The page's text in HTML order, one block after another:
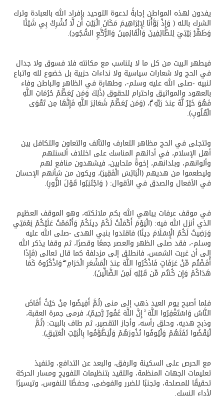
يفدون لهذه المواطن إجابةً لدعوة التوحيد بإفراد الله بالعبادة وترك
الشرك بالله ﴿ وَإِذْ بَوَّأْنَا لِإِبْرَاهِيمَ مَكَانَ الْبَيْتِ أَن لَّا تُشْرِكْ بِي شَيْئًا
وَطَهِّرْ بَيْتِيَ لِلطَّائِفِينَ وَالْقَائِمِينَ وَالرُّكَّعِ السُّجُودِ﴾.
فيطهر البيت من كل ما لا يتناسب مع مكانته فلا فسوق ولا جدال
في الحج ولا شعارات سياسية ولا نداءات حزبية بل خضوع لله واتباع
لنبيه -صلى الله عليه وسلم-، وطهارة في الظاهر والباطن وفاء
بالعهود والمواثيق واحترام للحقوق ﴿ذَٰلِكَ وَمَن يُعَظِّمْ حُرُمَاتِ اللَّهِ
فَهُوَ خَيْرٌ لَّهُ عِندَ رَبِّهِ ۗ﴾، ﴿وَمَن يُعَظِّمْ شَعَائِرَ اللَّهِ فَإِنَّهَا مِن تَقْوَى
الْقُلُوبِ﴾.
وتتجلى في الحج مظاهر التعارف والتآلف والتعاون والتكافل بين
أهل الإسلام، في أدائهم المناسك على اختلاف ألسنتهم
وألوانهم، وبلدانهم، إخوةً متحابين، فيشهدون منافع لهم
وليطعموا من هديهم ﴿الْبَائِسَ الْفَقِيرَ﴾، ويكون من شأنهم الإحسان
في الأفعال والصدق في الأقوال: ﴿ وَاجْتَنِبُوا قَوْلَ الزُّورِ﴾.
في موقف عرفات يباهي الله بكم ملائكته، وهو الموقف العظيم
الذي أنزل الله فيه: ﴿الْيَوْمَ أَكْمَلْتُ لَكُمْ دِينَكُمْ وَأَتْمَمْتُ عَلَيْكُمْ نِعْمَتِي
وَرَضِيتُ لَكُمُ الْإِسْلَامَ دِينًا﴾ فاقتدوا بنبي الهدى -صلى الله عليه
وسلم-، فقد صلى الظهر والعصر جمعًا وقصرًا، ثم وقفا يذكر الله
إلى أن غربت الشمس، فانطلق إلى مزدلفة كما قال تعالى ﴿فَإِذَا
أَفَضْتُم مِّنْ عَرَفَاتٍ فَاذْكُرُوا اللَّهَ عِندَ الْمَشْعَرِ الْحَرَامِ ۖ وَاذْكُرُوهُ كَمَا
هَدَاكُمْ وَإِن كُنتُم مِّن قَبْلِهِ لَمِنَ الضَّالِّينَ﴾.
فلما أصبح يوم العيد ذهب إلى منى ﴿ثُمَّ أَفِيضُوا مِنْ حَيْثُ أَفَاضَ
النَّاسُ وَاسْتَغْفِرُوا اللَّهَ ۚ إِنَّ اللَّهَ غَفُورٌ رَّحِيمٌ﴾، فرمى جمرة العقبة،
وذبح هديه، وحلق رأسه، وأجاز التقصير، ثم طاف بالبيت: ﴿ثُمَّ
لْيَقْضُوا تَفَثَهُمْ وَلْيُوفُوا نُذُورَهُمْ وَلْيَطَّوَّفُوا بِالْبَيْتِ الْعَتِيقِ﴾.
مع الحرص على السكينة والرفق، والبعد عن التدافع، وتنفيذ
تعليمات الجهات المنظمة، والتقيد بتنظيمات التفويج ومسار الحركة
تحقيقًا للمصلحة، وتجنبًا للضرر والفوضى، وحفظًا للنفوس، وتيسيرًا
لأداء النسك.